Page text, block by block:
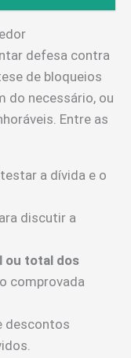
defesa contra
de bloqueios
do necessário, ou
Entre as
a dívida e o
discutir a
ou total dos
comprovada
descontos